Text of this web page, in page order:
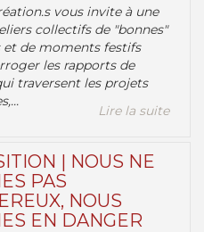
vous invite à une
collectifs de "bonnes"
et de moments festifs
les rapports de
traversent les projets
Lire la suite
| NOUS NE
PAS
NOUS
EN DANGER